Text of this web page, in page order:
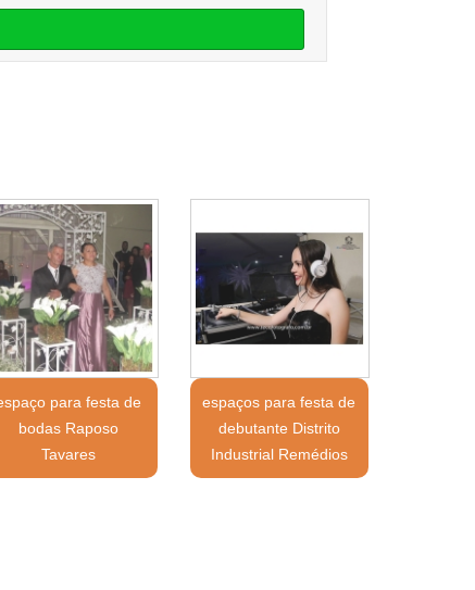
para festa de
bodas Raposo
Tavares
espaços para festa de
debutante Distrito
Industrial Remédios